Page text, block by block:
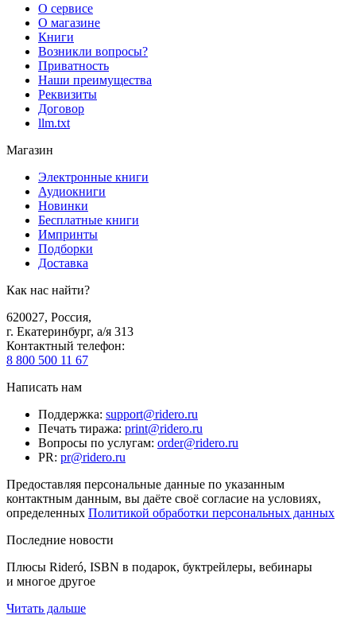
О сервисе
О магазине
Книги
Возникли вопросы?
Приватность
Наши преимущества
Реквизиты
Договор
llm.txt
Магазин
Электронные книги
Аудиокниги
Новинки
Бесплатные книги
Импринты
Подборки
Доставка
Как нас найти?
620027, Россия,
г. Екатеринбург, а/я 313
Контактный телефон:
8 800 500 11 67
Написать нам
Поддержка: support@ridero.ru
Печать тиража: print@ridero.ru
Вопросы по услугам: order@ridero.ru
PR: pr@ridero.ru
Предоставляя персональные данные по указанным
контактным данным, вы даёте своё согласие на условиях,
определенных Политикой обработки персональных данных
Последние новости
Плюсы Rideró, ISBN в подарок, буктрейлеры, вебинары
и многое другое
Читать дальше